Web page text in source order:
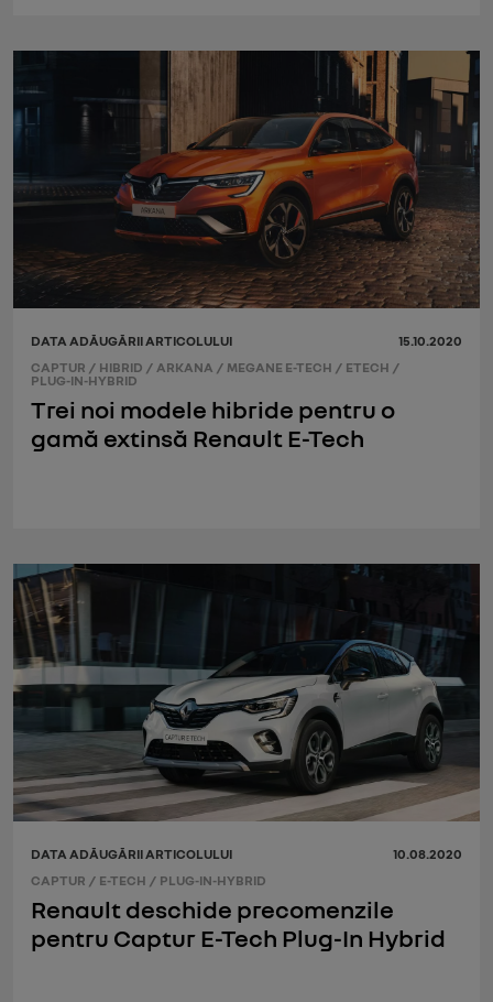
DATA ADĂUGĂRII ARTICOLULUI
15.10.2020
CAPTUR / HIBRID / ARKANA / MEGANE E-TECH / ETECH /
PLUG-IN-HYBRID
Trei noi modele hibride pentru o
gamă extinsă Renault E-Tech
DATA ADĂUGĂRII ARTICOLULUI
10.08.2020
CAPTUR / E-TECH / PLUG-IN-HYBRID
Renault deschide precomenzile
pentru Captur E-Tech Plug-In Hybrid